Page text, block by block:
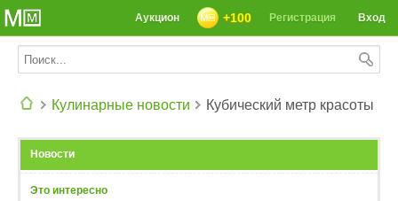
СЕГОДНЯ: 39142 РЕЦЕПТА
Вход
Регистрация
+100
Аукцион
Кулинарные новости Кубический метр красоты
Новости
Это интересно